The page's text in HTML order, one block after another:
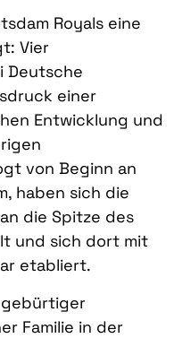
Royals eine
Vier
Deutsche
einer
Entwicklung und
von Beginn an
haben sich die
die Spitze des
und sich dort mit
etabliert.
gebürtiger
Familie in der